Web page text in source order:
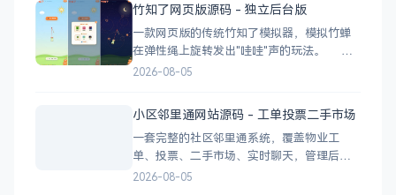
示：移动端 2 列 → 平板 3 列 → 桌面 4~5
竹知了网页版源码 - 独立后台版
一款网页版的传统竹知了模拟器，模拟竹蝉
在弹性绳上旋转发出"哇哇"声的玩法。 核
心功能 网页版运行，无需下载 独立后台管
2026-08-05
小区邻里通网站源码 - 工单投票二手市场
一套完整的社区邻里通系统，覆盖物业工
单、投票、二手市场、实时聊天，管理后台
一应俱全。 前台功能 九宫格快捷菜单 +
2026-08-05